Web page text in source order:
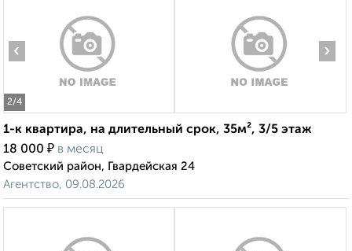
2/4
‹ ›
1-к квартира, на длительный срок, 35м², 3/5 этаж
18 000 ₽ в месяц
Советский район, Гвардейская 24
Агентство, 09.08.2026